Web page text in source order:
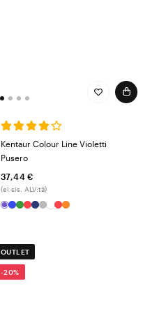
Kentaur Colour Line Violetti
Pusero
37,44 €
(ei sis. ALV:tä)
OUTLET
-20%